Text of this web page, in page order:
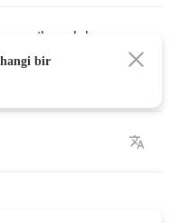
eventhough
he
atheist,
bir